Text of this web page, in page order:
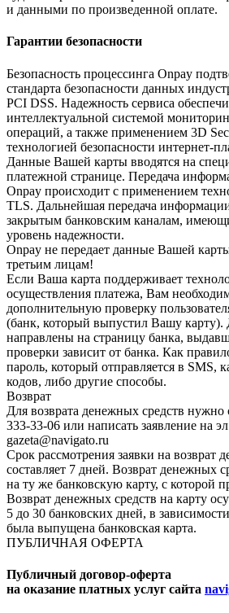
и данными по произведенной оплате.
Гарантии безопасности
Безопасность процессинга Onpay
стандарта безопасности данных
PCI DSS. Надежность сервиса
интеллектуальной системой
операций, а также применением 3D
технологией безопасности интернет-
Данные Вашей карты вводятся на
платежной странице. Передача
Onpay происходит с применением
TLS. Дальнейшая передача
закрытым банковским каналам,
уровень надежности.
Onpay не передает данные Вашей
третьим лицам!
Если Ваша карта поддерживает
осуществления платежа, Вам
дополнительную проверку
(банк, который выпустил Вашу карту).
направлены на страницу банка,
проверки зависит от банка. Как
пароль, который отправляется в SMS,
кодов, либо другие способы.
Возврат
Для возврата денежных средств нужно
333-33-06 или написать заявление на
gazeta@navigato.ru
Срок рассмотрения заявки на возврат
составляет 7 дней. Возврат денежных
на ту же банковскую карту, с которой
Возврат денежных средств на карту
5 до 30 банковских дней, в
была выпущена банковская карта.
ПУБЛИЧНАЯ ОФЕРТА
Публичный договор-оферта
на оказание платных услуг сайта